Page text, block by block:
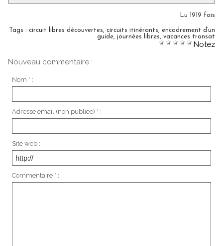
Lu 1919 fois
Tags : circuit libres découvertes, circuits itinérants, encadrement d’un
guide, journées libres, vacances transat
Notez
Nouveau commentaire :
Nom * :
Adresse email (non publiée) * :
Site web :
Commentaire * :